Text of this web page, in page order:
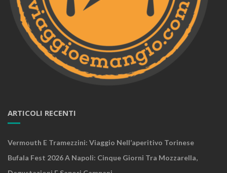
ARTICOLI RECENTI
Vermouth E Tramezzini: Viaggio Nell’aperitivo Torinese
Bufala Fest 2026 A Napoli: Cinque Giorni Tra Mozzarella,